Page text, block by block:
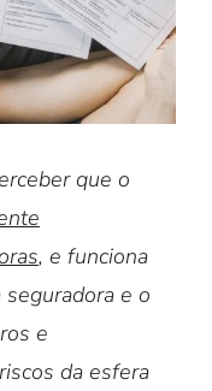
que o
, e funciona
e o
e
da esfera